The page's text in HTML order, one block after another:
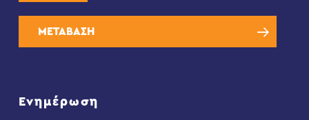
ΜΕΤΑΒΑΣΗ
Ενημέρωση